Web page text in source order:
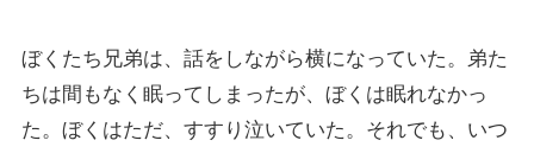
ぼくたち兄弟は、話をしながら横になっていた。弟た
ちは間もなく眠ってしまったが、ぼくは眠れなかっ
た。ぼくはただ、すすり泣いていた。それでも、いつ